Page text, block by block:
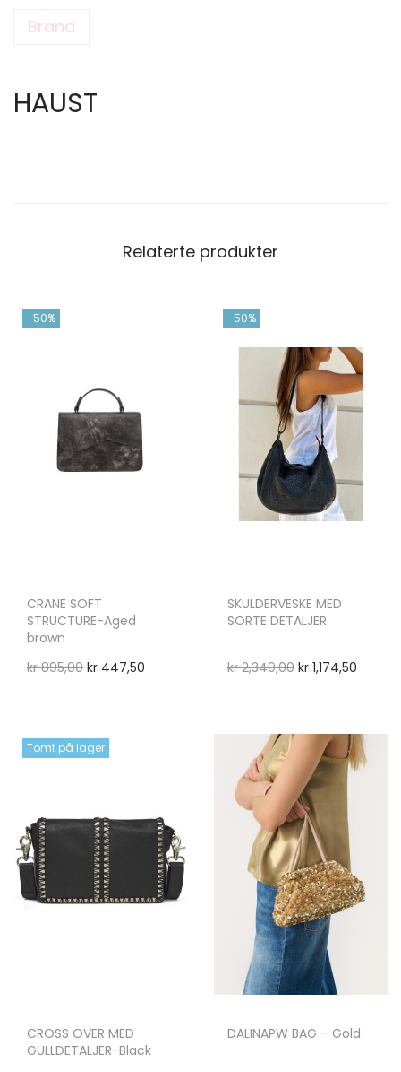
Brand
HAUST
Relaterte produkter
-50%
CRANE SOFT
STRUCTURE-Aged
brown
kr895,00 kr 447,50
-50%
SKULDERVESKE MED
SORTE DETALJER
kr2,349,00 kr1,174,50
Tomt på lager
CROSS OVER MED
GULLDETALJER-Black
DALINAPW BAG – Gold